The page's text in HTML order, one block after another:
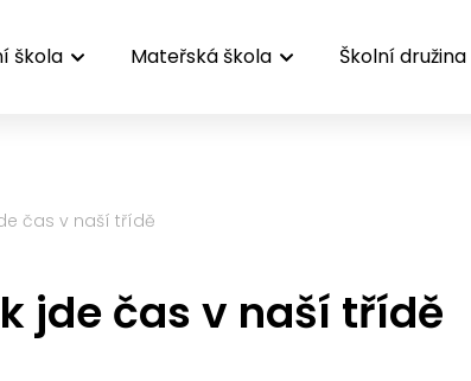
škola Mateřská škola Školní družina
čas v naší třídě
jde čas v naší třídě